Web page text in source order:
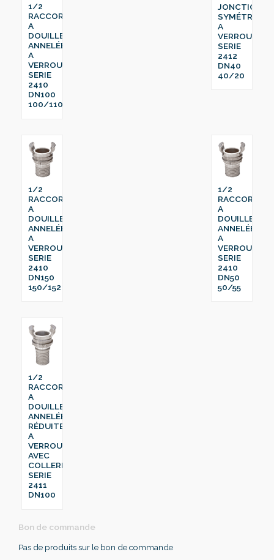
1/2
RACCORD
A
DOUILLE
ANNELÉE
A
VERROU
SERIE
2410
DN100
100/110
JONCTION
SYMÉTRIQUE
A
VERROU
SERIE
2412
DN40
40/20
1/2
RACCORD
A
DOUILLE
ANNELÉE
A
VERROU
SERIE
2410
DN150
150/152
1/2
RACCORD
A
DOUILLE
ANNELÉE
A
VERROU
SERIE
2410
DN50
50/55
1/2
RACCORD
A
DOUILLE
ANNELÉE
RÉDUITE
A
VERROU
AVEC
COLLERETTE
SERIE
2411
DN100
Bon de commande
Pas de produits sur le bon de commande